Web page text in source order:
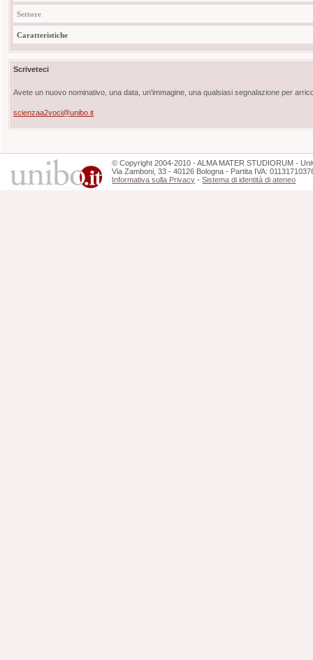
Settore
Caratteristiche
Scriveteci
Avete un nuovo nominativo, una data, un'immagine, una qualsiasi segnalazione per
scienzaa2voci@unibo.it
©Copyright 2004-2010 - ALMA MATER STUDIORUM -
Via Zamboni, 33 - 40126 Bologna - Partita IVA:
Informativa sulla Privacy -Sistema di identità di ateneo